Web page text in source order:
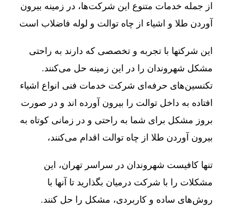
از جمله خدمات متنوع این شرکت‌ها، در زمینه بیرون
آوردن طلا و اشیاء از چاه توالت و لوله فاضلاب است
این شرکتها با تجربه و تخصصی که دارند به راحتی
مشکل شهروندان را در این زمینه حل می‌کنند.
تکنسین‌های حرفه‌ای شرکت خدمات فنی انواع اشیاء
افتاده به داخل توالت را بیرون آورده اند و در صورت
بروز مشکل برای شما به راحتی و در زمانی کوتاه به
بیرون آوردن طلا از چاه توالت اقدام می‌کنند،
تنها کافیست شهروندان در سراسر تهران، این
مشکلات را با شرکت درمیان بگذارید تا آنها با
روش‌های ساده و کاربردی، مشکل را حل کنند.